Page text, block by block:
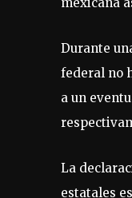
Durante
federal no
a un
La
estatales